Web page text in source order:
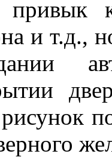
и т.д.,